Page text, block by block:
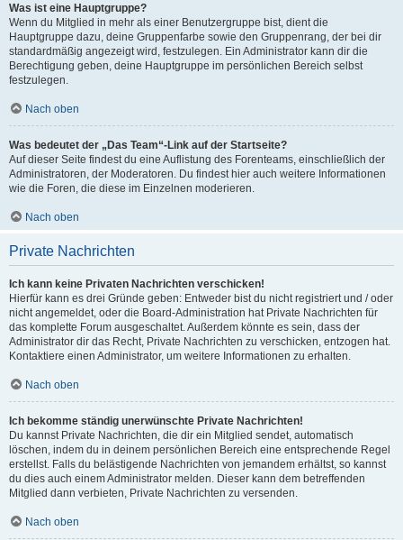
Was ist eine Hauptgruppe?
Wenn du Mitglied in mehr als einer Benutzergruppe bist, dient die
Hauptgruppe dazu, deine Gruppenfarbe sowie den Gruppenrang, der bei dir
standardmäßig angezeigt wird, festzulegen. Ein Administrator kann dir die
Berechtigung geben, deine Hauptgruppe im persönlichen Bereich selbst
festzulegen.
Nach oben
Was bedeutet der „Das Team“-Link auf der Startseite?
Auf dieser Seite findest du eine Auflistung des Forenteams, einschließlich der
Administratoren, der Moderatoren. Du findest hier auch weitere Informationen
wie die Foren, die diese im Einzelnen moderieren.
Nach oben
Private Nachrichten
Ich kann keine Privaten Nachrichten verschicken!
Hierfür kann es drei Gründe geben: Entweder bist du nicht registriert und / oder
nicht angemeldet, oder die Board-Administration hat Private Nachrichten für
das komplette Forum ausgeschaltet. Außerdem könnte es sein, dass der
Administrator dir das Recht, Private Nachrichten zu verschicken, entzogen hat.
Kontaktiere einen Administrator, um weitere Informationen zu erhalten.
Nach oben
Ich bekomme ständig unerwünschte Private Nachrichten!
Du kannst Private Nachrichten, die dir ein Mitglied sendet, automatisch
löschen, indem du in deinem persönlichen Bereich eine entsprechende Regel
erstellst. Falls du belästigende Nachrichten von jemandem erhältst, so kannst
du dies auch einem Administrator melden. Dieser kann dem betreffenden
Mitglied dann verbieten, Private Nachrichten zu versenden.
Nach oben